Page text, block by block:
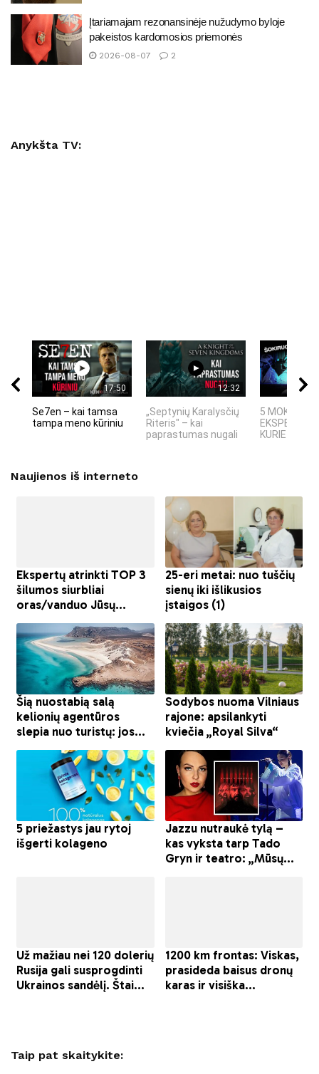
Įtariamajam rezonansinėje nužudymo byloje
pakeistos kardomosios priemonės
2026-08-07 2
Anykšta TV:
17:50
Se7en – kai tamsa
tampa meno kūriniu
12:32
„Septynių Karalysčių
Riteris" – kai
paprastumas nugali
5 MOKSLINIAI
KURIE
Naujienos iš interneto
Taip pat skaitykite: